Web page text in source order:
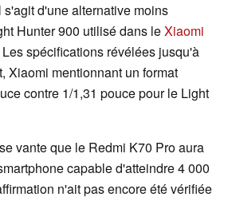
s'agit d'une alternative moins
Hunter 900 utilisé dans leXiaomi
Les spécifications révélées jusqu'à
Xiaomi mentionnant un format
contre 1/1,31 pouce pour le Light
vante que le Redmi K70 Pro aura
capable d'atteindre 4 000
n'ait pas encore été vérifiée